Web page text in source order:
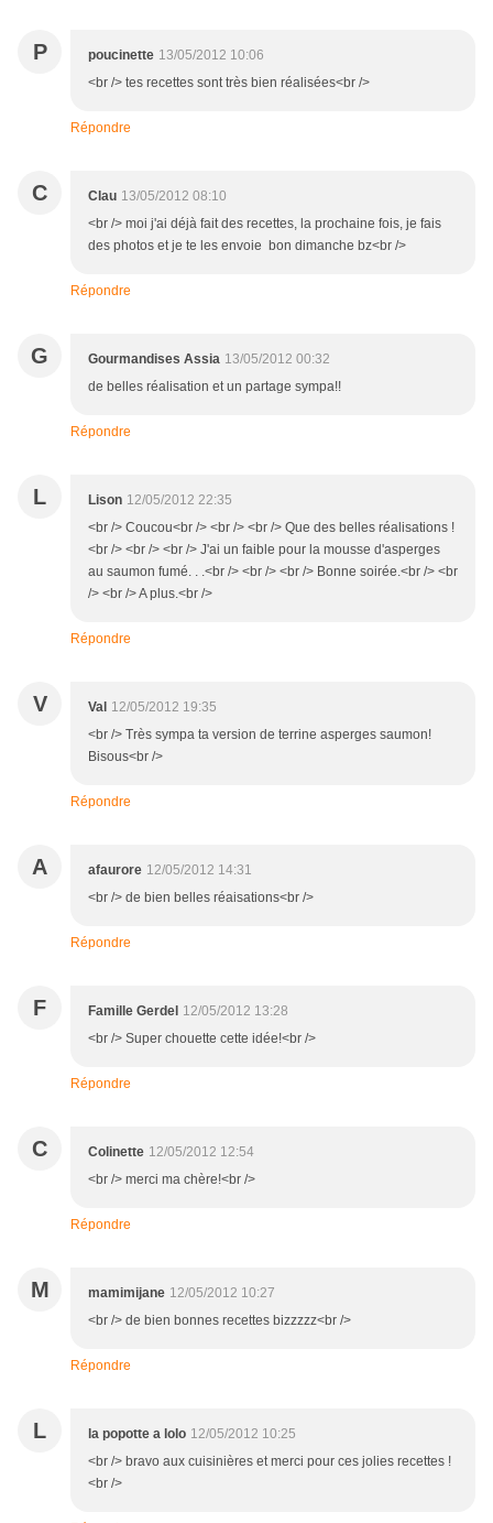
P poucinette 13/05/2012 10:06
<br /> tes recettes sont très bien réalisées<br />
Répondre
C Clau 13/05/2012 08:10
<br /> moi j'ai déjà fait des recettes, la prochaine fois, je fais
des photos et je te les envoie bon dimanche bz<br />
Répondre
G Gourmandises Assia 13/05/2012 00:32
de belles réalisation et un partage sympa!!
Répondre
L Lison 12/05/2012 22:35
<br /> Coucou<br /> <br /> <br /> Que des belles réalisations !
<br /> <br /> <br /> J'ai un faible pour la mousse d'asperges
au saumon fumé. . .<br /> <br /> <br /> Bonne soirée.<br /> <br
/> <br /> A plus.<br />
Répondre
V Val 12/05/2012 19:35
<br /> Très sympa ta version de terrine asperges saumon!
Bisous<br />
Répondre
A afaurore 12/05/2012 14:31
<br /> de bien belles réaisations<br />
Répondre
F Famille Gerdel 12/05/2012 13:28
<br /> Super chouette cette idée!<br />
Répondre
C Colinette 12/05/2012 12:54
<br /> merci ma chère!<br />
Répondre
M mamimijane 12/05/2012 10:27
<br /> de bien bonnes recettes bizzzzz<br />
Répondre
L la popotte a lolo 12/05/2012 10:25
<br /> bravo aux cuisinières et merci pour ces jolies recettes !
<br />